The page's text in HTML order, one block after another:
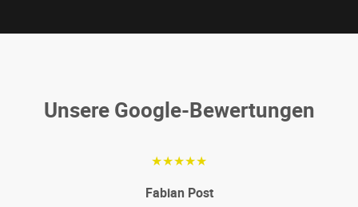
Unsere Google-Bewertungen
★★★★★
Fabian Post